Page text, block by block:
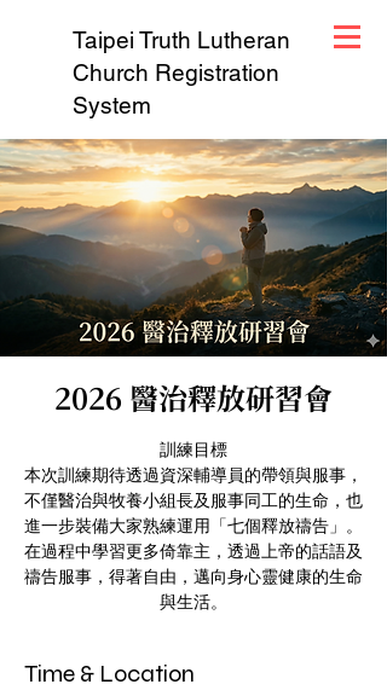
Taipei Truth Lutheran
Church Registration
System
2026 醫治釋放研習會
訓練目標
本次訓練期待透過資深輔導員的帶領與服事，
不僅醫治與牧養小組長及服事同工的生命，也
進一步裝備大家熟練運用「七個釋放禱告」。
在過程中學習更多倚靠主，透過上帝的話語及
禱告服事，得著自由，邁向身心靈健康的生命
與生活。
Time & Location